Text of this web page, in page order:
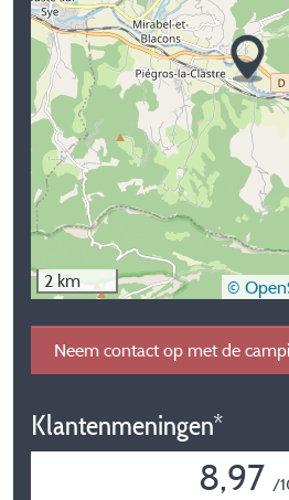
2 km ©
Neem contact op met de
Klantenmeningen*
8,97 /